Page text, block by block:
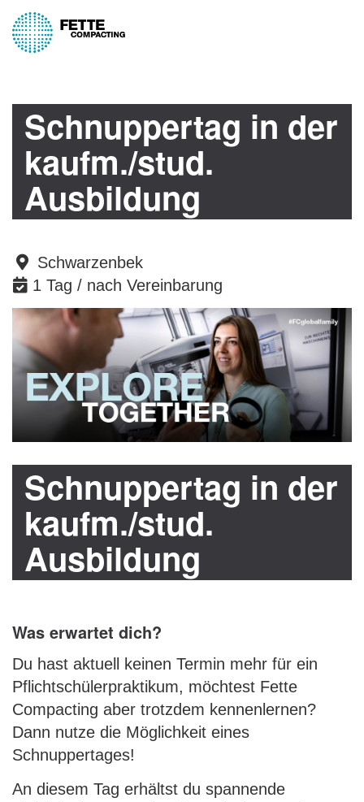
Schnuppertag in der
kaufm./stud.
Ausbildung
Schwarzenbek
1 Tag / nach Vereinbarung
Schnuppertag in der
kaufm./stud.
Ausbildung
Was erwartet dich?
Du hast aktuell keinen Termin mehr für ein
Pflichtschülerpraktikum, möchtest Fette
Compacting aber trotzdem kennenlernen?
Dann nutze die Möglichkeit eines
Schnuppertages!
An diesem Tag erhältst du spannende